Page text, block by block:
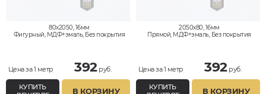
80x2050, 16мм
Фигурный, МДФ+эмаль, Без покрытия
Цена за 1 метр 392руб.
КУПИТЬ
В КОРЗИНУ
2050x80, 16мм
Прямой, МДФ+эмаль, Без покрытия
Цена за 1 метр 392руб.
КУПИТЬ
В КОРЗИНУ